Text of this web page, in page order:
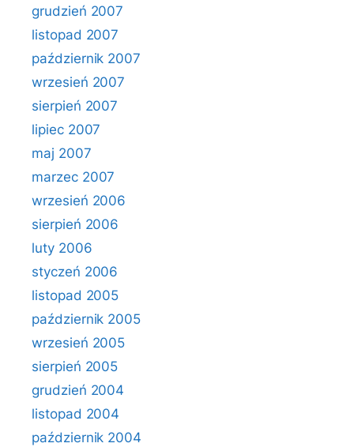
grudzień 2007
listopad 2007
październik 2007
wrzesień 2007
sierpień 2007
lipiec 2007
maj 2007
marzec 2007
wrzesień 2006
sierpień 2006
luty 2006
styczeń 2006
listopad 2005
październik 2005
wrzesień 2005
sierpień 2005
grudzień 2004
listopad 2004
październik 2004